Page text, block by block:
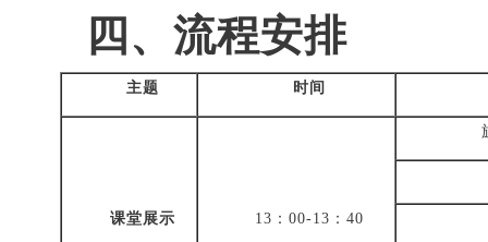
四、流程安排
主题 时间
课堂展示 13：00-13：40